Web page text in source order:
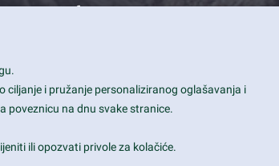
Info
CA 94043
650-253-0000
9:00 am - 6:00 pm
ciljanje i pružanje personaliziranog oglašavanja i
poveznicu na dnu svake stranice.
ili opozvati privole za kolačiće.